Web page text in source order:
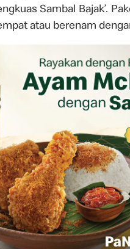
Sambal Bajak’.
atau berenam